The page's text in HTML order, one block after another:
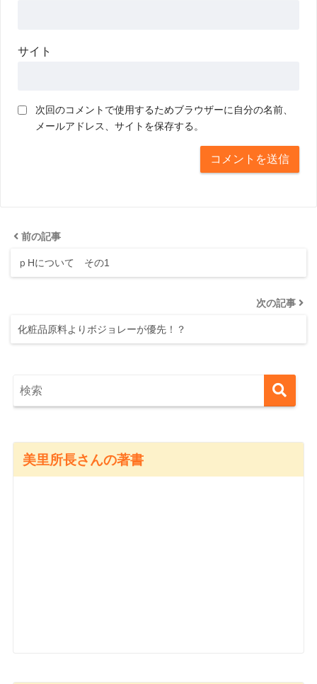
サイト
次回のコメントで使用するためブラウザーに自分の名前、
メールアドレス、サイトを保存する。
前の記事
ｐHについて その1
次の記事
化粧品原料よりボジョレーが優先！？
美里所長さんの著書